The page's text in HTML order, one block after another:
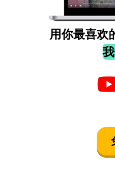
用你最喜欢